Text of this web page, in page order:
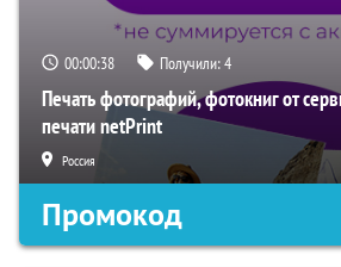
00:00:37 Получили:4
Печать фотографий, фотокниг от
печати netPrint
Россия
Промокод